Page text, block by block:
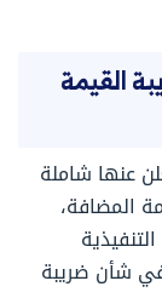
القيمة
عنها شاملة
المضافة،
من اللائحة التنفيذية
بقانون اتحادي رقم (8) لسنة 2017 في شأن ضريبة